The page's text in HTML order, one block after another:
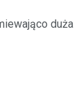
duża